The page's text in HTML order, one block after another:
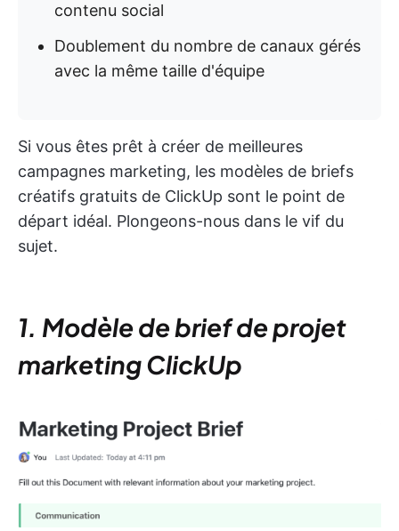
contenu social
Doublement du nombre de canaux gérés
avec la même taille d'équipe
Si vous êtes prêt à créer de meilleures
campagnes marketing, les modèles de briefs
créatifs gratuits de ClickUp sont le point de
départ idéal. Plongeons-nous dans le vif du
sujet.
1. Modèle de brief de projet
marketing ClickUp